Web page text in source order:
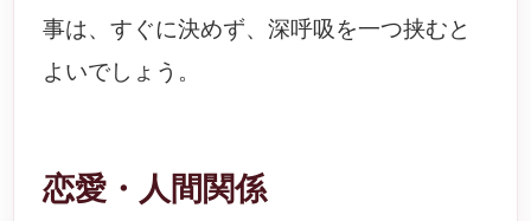
事は、すぐに決めず、深呼吸を一つ挟むと
よいでしょう。
恋愛・人間関係